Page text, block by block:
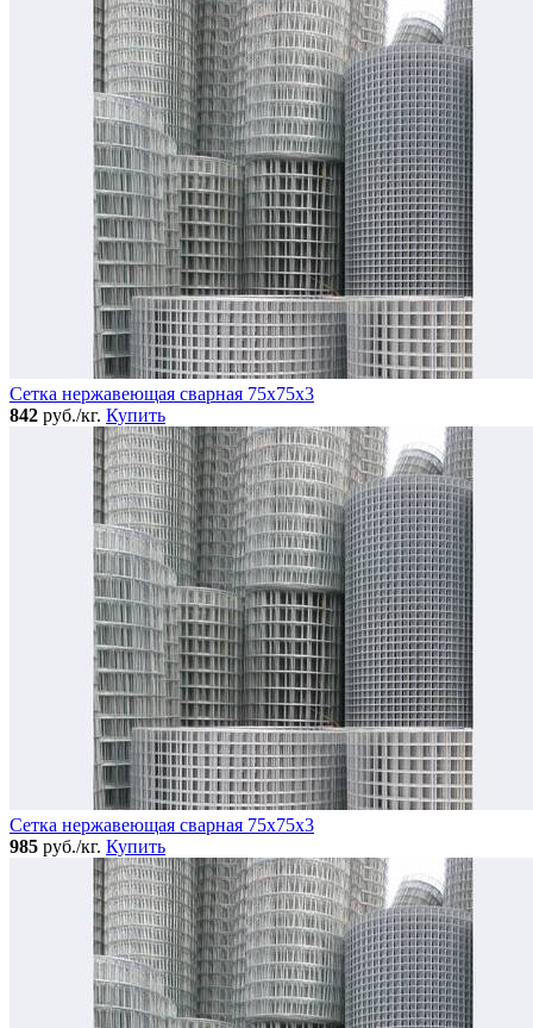
Сетка нержавеющая сварная 75х75х3
842 руб./кг. Купить
Сетка нержавеющая сварная 75х75х3
985 руб./кг. Купить